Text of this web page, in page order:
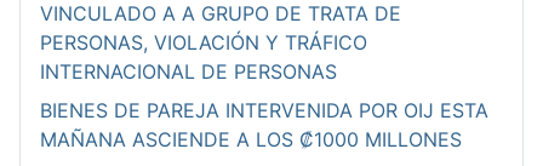
VINCULADO A A GRUPO DE TRATA DE
PERSONAS, VIOLACIÓN Y TRÁFICO
INTERNACIONAL DE PERSONAS
BIENES DE PAREJA INTERVENIDA POR OIJ ESTA
MAÑANA ASCIENDE A LOS ₡1000 MILLONES